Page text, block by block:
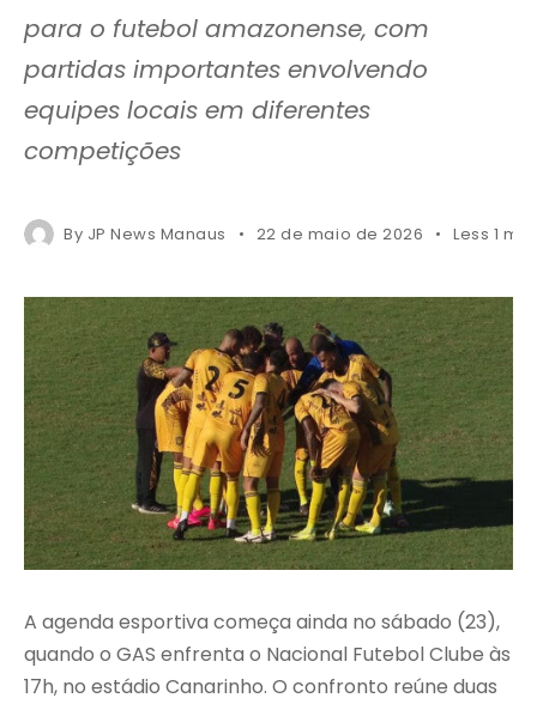
para o futebol amazonense, com
partidas importantes envolvendo
equipes locais em diferentes
competições
By JP News Manaus 22 de maio de 2026 Less 1
A agenda esportiva começa ainda no sábado (23),
quando o GAS enfrenta o Nacional Futebol Clube às
17h, no estádio Canarinho. O confronto reúne duas